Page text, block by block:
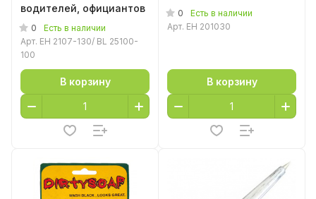
водителей, официантов
0
Есть в наличии
Арт. EH 2107-130/ BL 25100-
100
В корзину
0
Есть в наличии
Арт. EH 201030
В корзину